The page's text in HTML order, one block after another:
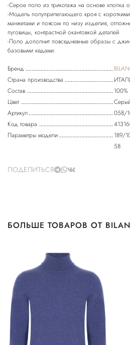
-Серое поло из трикотажа на основе хлопка
-Модель полуприлегающего кроя с
манжетами и поясом по низу изделия,
пуговицы, контрастной окантовкой деталей.
-Поло дополнит повседневные образы с
Бренд
Страна производства
Состав
Цвет
Артикул
058/
Код товара
Параметры модели
189/
58
ПОДЕЛИТЬСЯ
БОЛЬШЕ ТОВАРОВ ОТ